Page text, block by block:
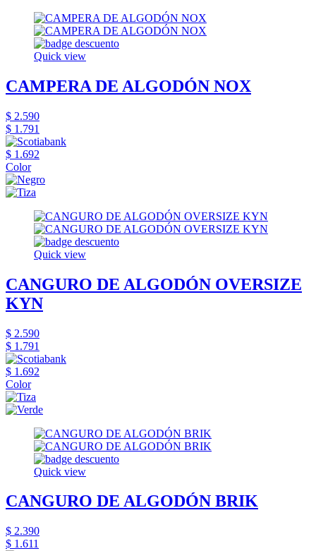
Quick view
CAMPERA DE ALGODÓN NOX
$ 2.590
$ 1.791
$ 1.692
Color
Quick view
CANGURO DE ALGODÓN OVERSIZE
KYN
$ 2.590
$ 1.791
$ 1.692
Color
Quick view
CANGURO DE ALGODÓN BRIK
$ 2.390
$ 1.611